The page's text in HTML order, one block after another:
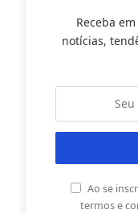
Receba
notícias,
Ao se
termos e